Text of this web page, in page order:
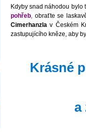
Kdyby snad náhodou bylo
pohřeb, obraťte se
Cimerhanzla v Českém
zastupujícího kněze, aby
Krásné
a